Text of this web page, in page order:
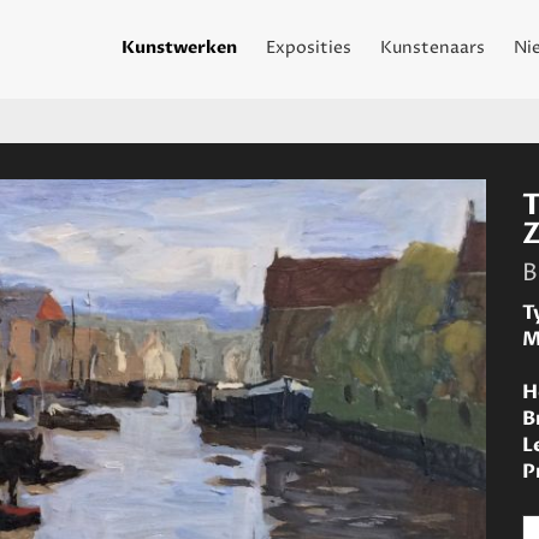
Kunstwerken Exposities Kunstenaars